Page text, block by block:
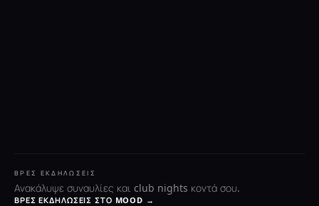
ΒΡΕΣ ΕΚΔΗΛΏΣΕΙΣ
Ανακάλυψε συναυλίες και club nights κοντά σου.
ΒΡΕΣ ΕΚΔΗΛΏΣΕΙΣ ΣΤΟ MOOD →